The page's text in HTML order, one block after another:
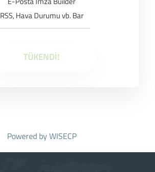
RSS, Hava Durumu vb. Bar
TÜKENDİ!
Powered byWISECP